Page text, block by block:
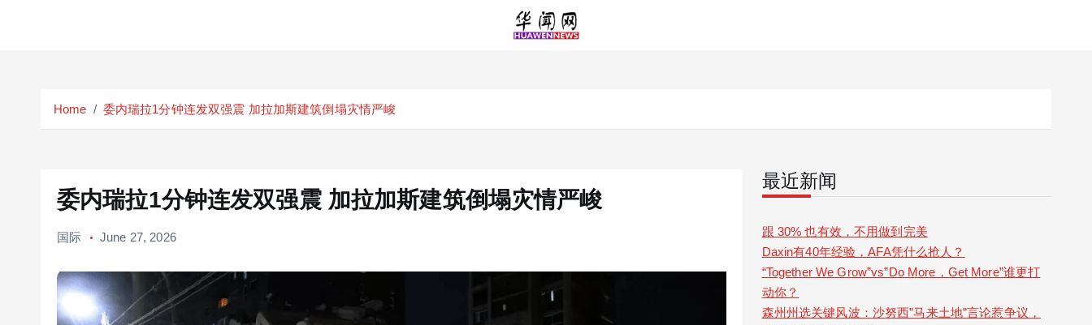
Home 委内瑞拉1分钟连发双强震 加拉加斯建筑倒塌灾情严峻
委内瑞拉1分钟连发双强震 加拉加斯建筑倒塌灾情严峻
国际 June 27, 2026
最近新闻
跟 30% 也有效，不用做到完美
Daxin有40年经验，AFA凭什么抢人？
“Together We Grow”vs”Do More，Get More”谁更打
动你？
森州州选关键风波：沙努西”马来土地”言论惹争议，